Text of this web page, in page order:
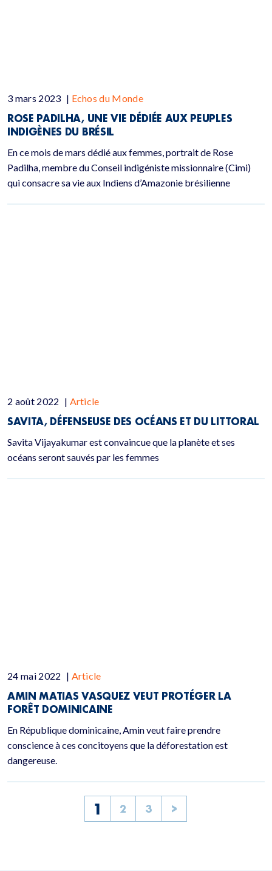
3 mars 2023 | Echos du Monde
ROSE PADILHA, UNE VIE DÉDIÉE AUX PEUPLES
INDIGÈNES DU BRÉSIL
En ce mois de mars dédié aux femmes, portrait de Rose
Padilha, membre du Conseil indigéniste missionnaire (Cimi)
qui consacre sa vie aux Indiens d’Amazonie brésilienne
2 août 2022 | Article
SAVITA, DÉFENSEUSE DES OCÉANS ET DU LITTORAL
Savita Vijayakumar est convaincue que la planète et ses
océans seront sauvés par les femmes
24 mai 2022 | Article
AMIN MATIAS VASQUEZ VEUT PROTÉGER LA
FORÊT DOMINICAINE
En République dominicaine, Amin veut faire prendre
conscience à ces concitoyens que la déforestation est
dangereuse.
1 2 3 >